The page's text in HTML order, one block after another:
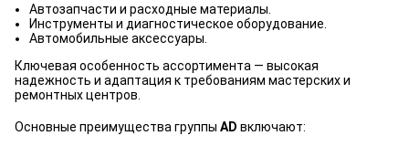
Автозапчасти и расходные материалы.
Инструменты и диагностическое оборудование.
Автомобильные аксессуары.
Ключевая особенность ассортимента — высокая
надежность и адаптация к требованиям мастерских и
ремонтных центров.
Основные преимущества группы AD включают: